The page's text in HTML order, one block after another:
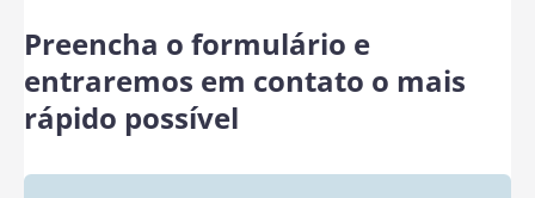
Preencha o formulário e
entraremos em contato o mais
rápido possível